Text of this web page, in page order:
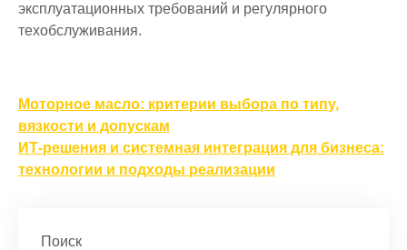
эксплуатационных требований и регулярного
техобслуживания.
Навигация
по
записям
Моторное масло: критерии выбора по типу,
вязкости и допускам
ИТ-решения и системная интеграция для бизнеса:
технологии и подходы реализации
Поиск